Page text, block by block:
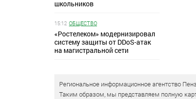
школьников
15:12 ОБЩЕСТВО
«Ростелеком» модернизировал
систему защиты от DDoS-атак
на магистральной сети
Региональное информационное агентство
Таким образом, мы представляем полную